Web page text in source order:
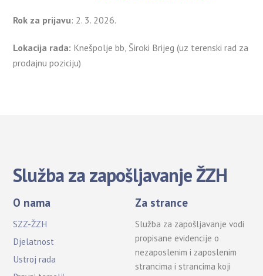
Rok za prijavu: 2. 3. 2026.
Lokacija rada: Knešpolje bb, Široki Brijeg (uz terenski rad za
prodajnu poziciju)
Služba za zapošljavanje ŽZH
O nama
SZZ-ŽZH
Djelatnost
Ustroj rada
Za strance
Služba za zapošljavanje vodi
propisane evidencije o
nezaposlenim i zaposlenim
strancima i strancima koji